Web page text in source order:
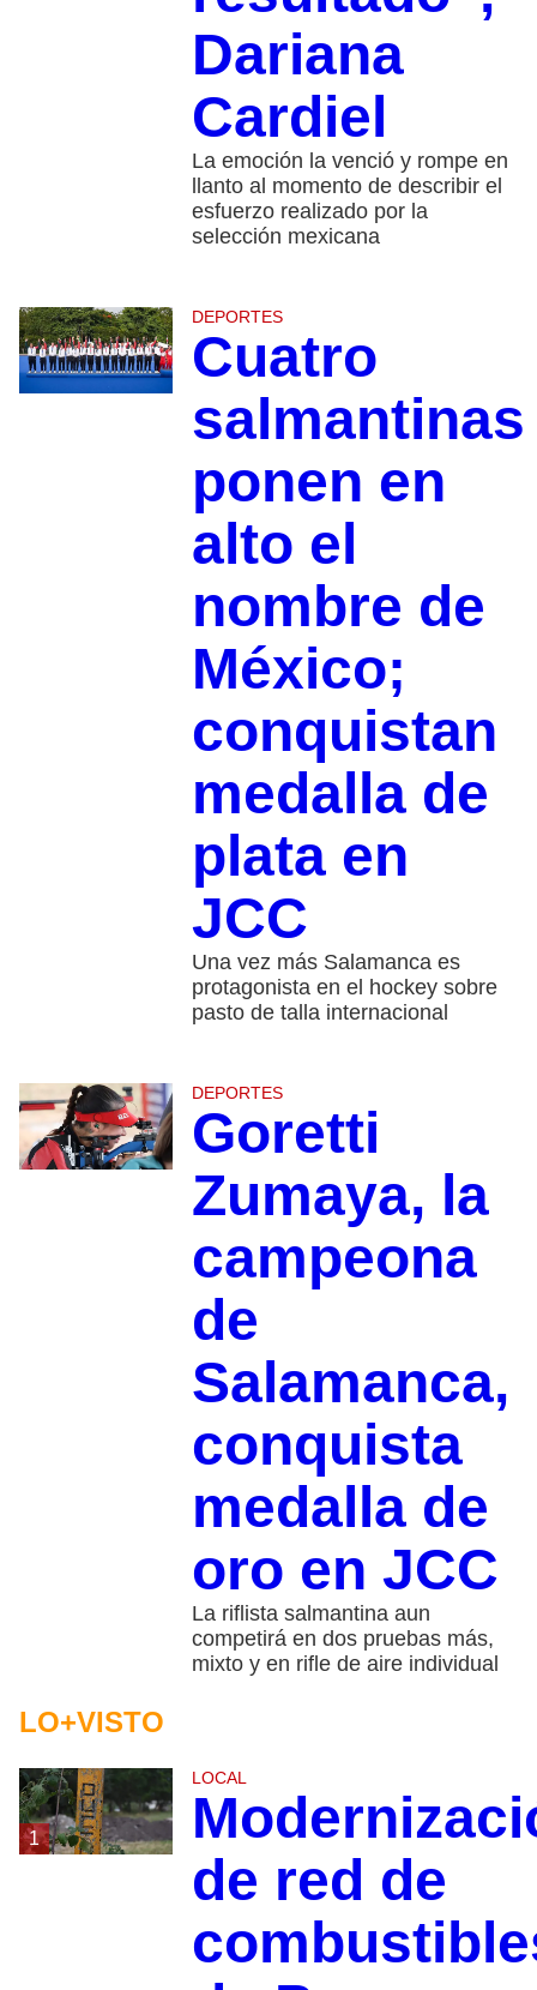
Dariana
Cardiel
La emoción la venció y rompe en
llanto al momento de describir el
esfuerzo realizado por la
selección mexicana
DEPORTES
Cuatro
salmantinas
ponen en
alto el
nombre de
México;
conquistan
medalla de
plata en
JCC
Una vez más Salamanca es
protagonista en el hockey sobre
pasto de talla internacional
DEPORTES
Goretti
Zumaya, la
campeona
de
Salamanca,
conquista
medalla de
oro en JCC
La riflista salmantina aun
competirá en dos pruebas más,
mixto y en rifle de aire individual
LO+VISTO
1
LOCAL
de red de